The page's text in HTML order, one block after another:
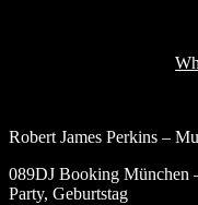
Robert James Perkins –
089DJ Booking München
Party, Geburtstag